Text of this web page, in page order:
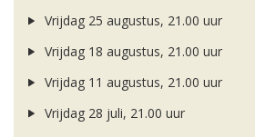
Vrijdag 25 augustus, 21.00 uur
Vrijdag 18 augustus, 21.00 uur
Vrijdag 11 augustus, 21.00 uur
Vrijdag 28 juli, 21.00 uur